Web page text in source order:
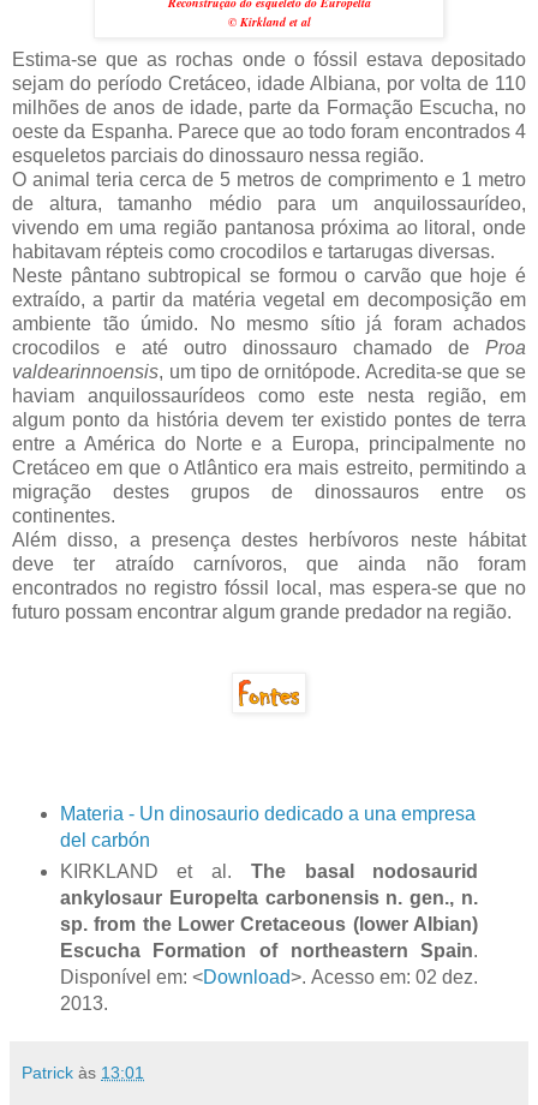
© Kirkland et al
Estima-se que as rochas onde o fóssil estava depositado
sejam do período Cretáceo, idade Albiana, por volta de 110
milhões de anos de idade, parte da Formação Escucha, no
oeste da Espanha. Parece que ao todo foram encontrados 4
esqueletos parciais do dinossauro nessa região.
O animal teria cerca de 5 metros de comprimento e 1 metro
de altura, tamanho médio para um anquilossaurídeo,
vivendo em uma região pantanosa próxima ao litoral, onde
habitavam répteis como crocodilos e tartarugas diversas.
Neste pântano subtropical se formou o carvão que hoje é
extraído, a partir da matéria vegetal em decomposição em
ambiente tão úmido. No mesmo sítio já foram achados
crocodilos e até outro dinossauro chamado de Proa
valdearinnoensis, um tipo de ornitópode. Acredita-se que se
haviam anquilossaurídeos como este nesta região, em
algum ponto da história devem ter existido pontes de terra
entre a América do Norte e a Europa, principalmente no
Cretáceo em que o Atlântico era mais estreito, permitindo a
migração destes grupos de dinossauros entre os
continentes.
Além disso, a presença destes herbívoros neste hábitat
deve ter atraído carnívoros, que ainda não foram
encontrados no registro fóssil local, mas espera-se que no
futuro possam encontrar algum grande predador na região.
Materia - Un dinosaurio dedicado a una empresa
del carbón
KIRKLAND et al. The basal nodosaurid
ankylosaur Europelta carbonensis n. gen., n.
sp. from the Lower Cretaceous (lower Albian)
Escucha Formation of northeastern Spain.
Disponível em: <Download>. Acesso em: 02 dez.
2013.
Patrick às 13:01